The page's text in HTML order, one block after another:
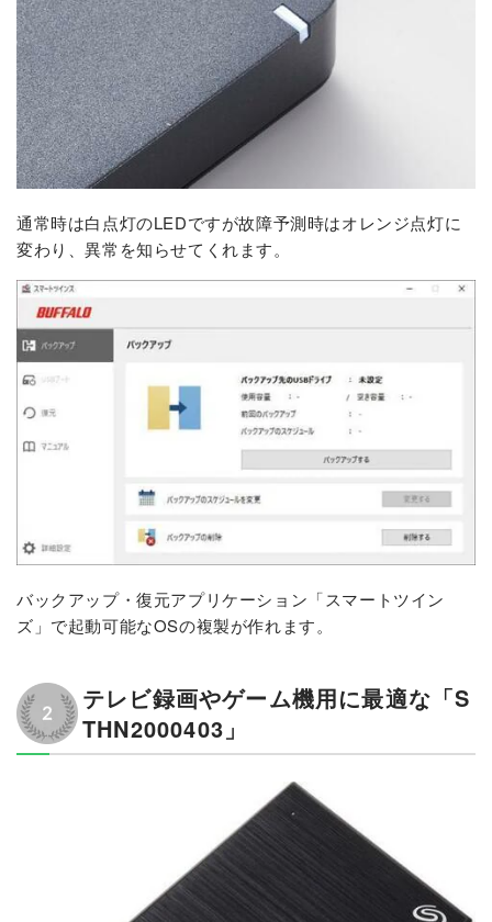
通常時は白点灯のLEDですが故障予測時はオレンジ点灯に
変わり、異常を知らせてくれます。
バックアップ・復元アプリケーション「スマートツイン
ズ」で起動可能なOSの複製が作れます。
テレビ録画やゲーム機用に最適な「S
THN2000403」